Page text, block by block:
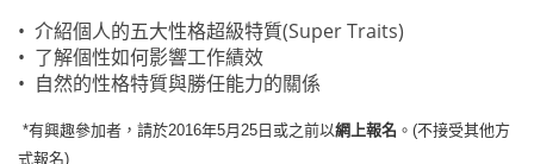
• 介紹個人的五大性格超級特質(Super Traits)
• 了解個性如何影響工作績效
• 自然的性格特質與勝任能力的關係
*有興趣參加者，請於2016年5月25日或之前以網上報名 。(不接受其他方
式報名)